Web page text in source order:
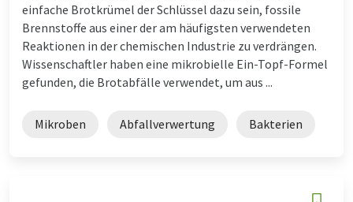
einfache Brotkrümel der Schlüssel dazu sein, fossile
Brennstoffe aus einer der am häufigsten verwendeten
Reaktionen in der chemischen Industrie zu verdrängen.
Wissenschaftler haben eine mikrobielle Ein-Topf-Formel
gefunden, die Brotabfälle verwendet, um aus ...
Mikroben Abfallverwertung Bakterien